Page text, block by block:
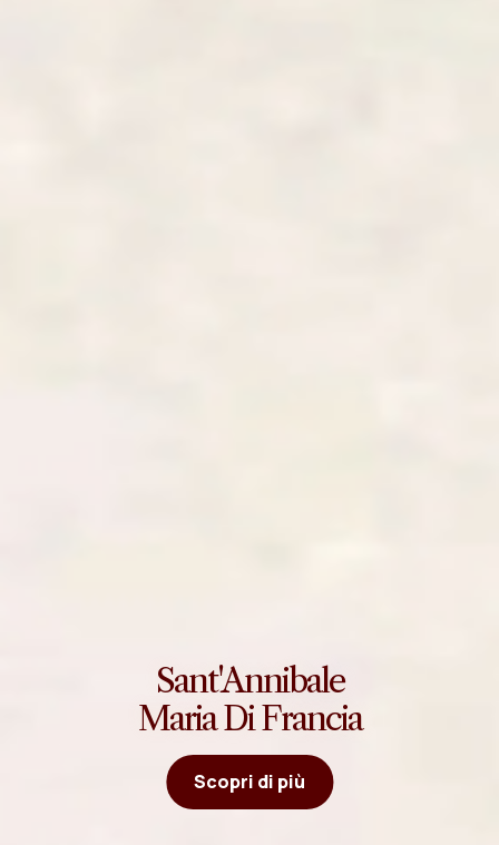
Sant'Annibale
Maria Di Francia
Scopri di più